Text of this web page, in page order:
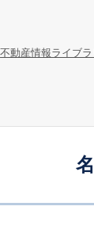
不動産情報ライブラ